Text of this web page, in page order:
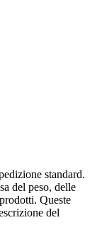
standard.
del peso, delle
Queste
del